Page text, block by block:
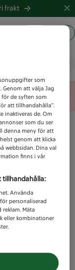
frakt
som
Genom att välja Jag
de syften som
att tillhandahålla”.
inaktiveras de. Om
som du ser
denna meny för att
genom att klicka
webbsidan. Dina val
finns i vår
tillhandahålla:
Använda
personaliserad
Mäta
eller kombinationer